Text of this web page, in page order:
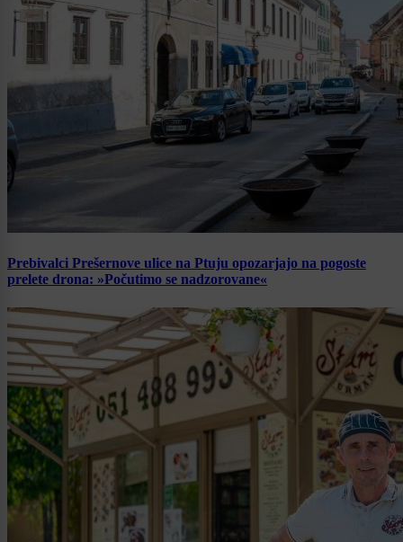
Prebivalci Prešernove ulice na Ptuju opozarjajo na pogoste
prelete drona: »Počutimo se nadzorovane«